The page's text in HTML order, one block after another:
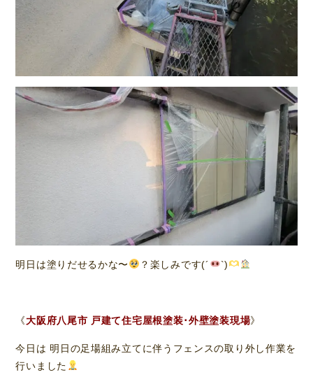
明日は塗りだせるかな〜 ？楽しみです(´ `)
《大阪府八尾市 戸建て住宅屋根塗装･外壁塗装現場》
今日は 明日の足場組み立てに伴うフェンスの取り外し作業を
行いました